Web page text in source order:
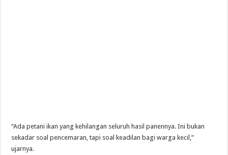
“Ada petani ikan yang kehilangan seluruh hasil panennya. Ini bukan
sekadar soal pencemaran, tapi soal keadilan bagi warga kecil,”
ujarnya.